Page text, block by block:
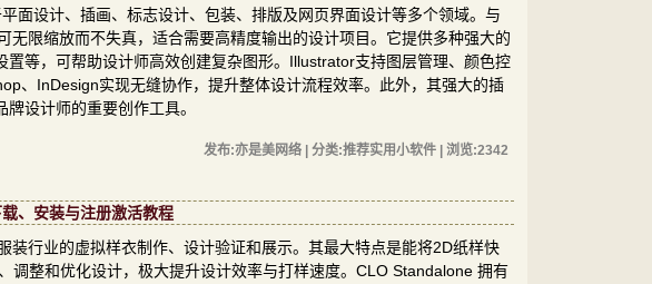
面设计、插画、标志设计、包装、排版及网页界面设计等多个领域。与
限缩放而不失真，适合需要高精度输出的设计项目。它提供多种强大的
等，可帮助设计师高效创建复杂图形。Illustrator支持图层管理、颜色控
、InDesign实现无缝协作，提升整体设计流程效率。此外，其强大的插
设计师的重要创作工具。
发布:亦是美网络 | 分类:推荐实用小软件 | 浏览:2342
、安装与注册激活教程
行业的虚拟样衣制作、设计验证和展示。其最大特点是能将2D纸样快
调整和优化设计，极大提升设计效率与打样速度。CLO Standalone 拥有